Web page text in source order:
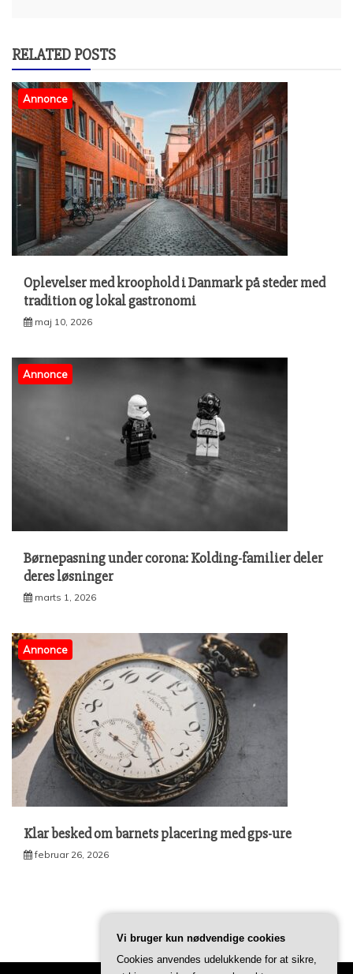
RELATED POSTS
Annonce
Oplevelser med kroophold i Danmark på steder med
tradition og lokal gastronomi
maj 10, 2026
Annonce
Børnepasning under corona: Kolding-familier deler
deres løsninger
marts 1, 2026
Annonce
Klar besked om barnets placering med gps-ure
februar 26, 2026
Vi bruger kun nødvendige cookies
Cookies anvendes udelukkende for at sikre,